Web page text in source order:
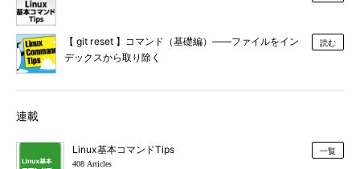
【 git reset 】コマンド（基礎編）――ファイルをイン
デックスから取り除く
読む
連載
Linux基本コマンドTips
408 Articles
一覧